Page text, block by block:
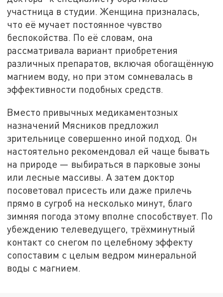
участница в студии. Женщина призналась,
что её мучает постоянное чувство
беспокойства. По её словам, она
рассматривала вариант приобретения
различных препаратов, включая обогащённую
магнием воду, но при этом сомневалась в
эффективности подобных средств.
Вместо привычных медикаментозных
назначений Мясников предложил
зрительнице совершенно иной подход. Он
настоятельно рекомендовал ей чаще бывать
на природе — выбираться в парковые зоны
или лесные массивы. А затем доктор
посоветовал присесть или даже прилечь
прямо в сугроб на несколько минут, благо
зимняя погода этому вполне способствует. По
убеждению телеведущего, трёхминутный
контакт со снегом по целебному эффекту
сопоставим с целым ведром минеральной
воды с магнием.